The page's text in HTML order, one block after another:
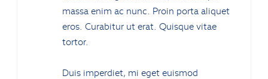
massa enim ac nunc. Proin porta aliquet
eros. Curabitur ut erat. Quisque vitae
tortor.
Duis imperdiet, mi eget euismod